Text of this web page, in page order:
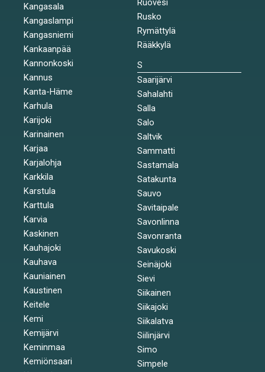
Kangasala
Kangaslampi
Kangasniemi
Kankaanpää
Kannonkoski
Kannus
Kanta-Häme
Karhula
Karijoki
Karinainen
Karjaa
Karjalohja
Karkkila
Karstula
Karttula
Karvia
Kaskinen
Kauhajoki
Kauhava
Kauniainen
Kaustinen
Keitele
Kemi
Kemijärvi
Keminmaa
Kemiönsaari
Ruovesi
Rusko
Rymättylä
Rääkkylä
S
Saarijärvi
Sahalahti
Salla
Salo
Saltvik
Sammatti
Sastamala
Satakunta
Sauvo
Savitaipale
Savonlinna
Savonranta
Savukoski
Seinäjoki
Sievi
Siikainen
Siikajoki
Siikalatva
Siilinjärvi
Simo
Simpele